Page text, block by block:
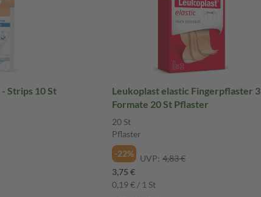
Strips 10 St
Leukoplast elastic Fingerpflaster 3
Formate 20 St Pflaster
20 St
Pflaster
-22%
UVP: 4,83 €
3,75 €
0,19 € / 1 St